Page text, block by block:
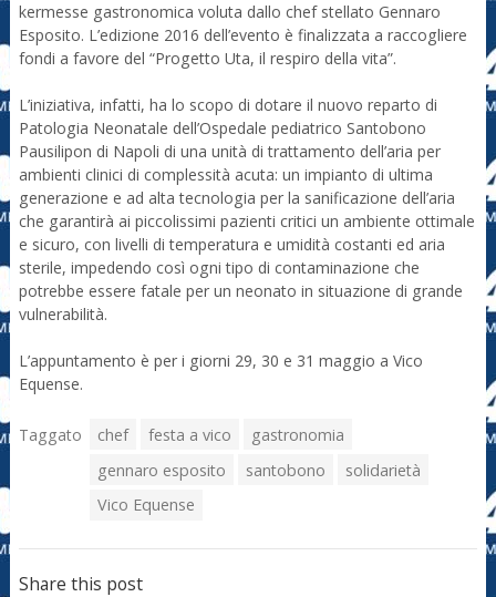
kermesse gastronomica voluta dallo chef stellato Gennaro
Esposito. L’edizione 2016 dell’evento è finalizzata a raccogliere
fondi a favore del “Progetto Uta, il respiro della vita”.
L’iniziativa, infatti, ha lo scopo di dotare il nuovo reparto di
Patologia Neonatale dell’Ospedale pediatrico Santobono
Pausilipon di Napoli di una unità di trattamento dell’aria per
ambienti clinici di complessità acuta: un impianto di ultima
generazione e ad alta tecnologia per la sanificazione dell’aria
che garantirà ai piccolissimi pazienti critici un ambiente ottimale
e sicuro, con livelli di temperatura e umidità costanti ed aria
sterile, impedendo così ogni tipo di contaminazione che
potrebbe essere fatale per un neonato in situazione di grande
vulnerabilità.
L’appuntamento è per i giorni 29, 30 e 31 maggio a Vico
Equense.
Taggato chef festa a vico
gastronomia
gennaro esposito
santobono
solidarietà
Vico Equense
Share this post